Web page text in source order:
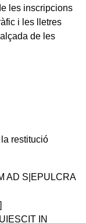
les inscripcions
i les lletres
de les
restitució
AD S|EPULCRA
IN